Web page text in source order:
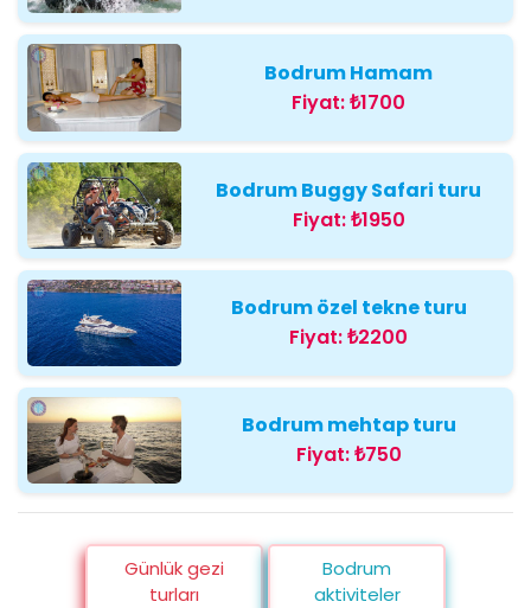
Bodrum Hamam
Fiyat:₺1700
Bodrum Buggy Safari turu
Fiyat:₺1950
Bodrum özel tekne turu
Fiyat:₺2200
Bodrum mehtap turu
Fiyat:₺750
Günlük gezi
turları
Bodrum
aktiviteler